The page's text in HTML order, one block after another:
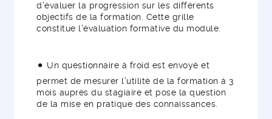
d’évaluer la progression sur les différents
objectifs de la formation. Cette grille
constitue l’évaluation formative du module.
Un questionnaire à froid est envoyé et
permet de mesurer l’utilité de la formation à 3
mois auprès du stagiaire et pose la question
de la mise en pratique des connaissances.